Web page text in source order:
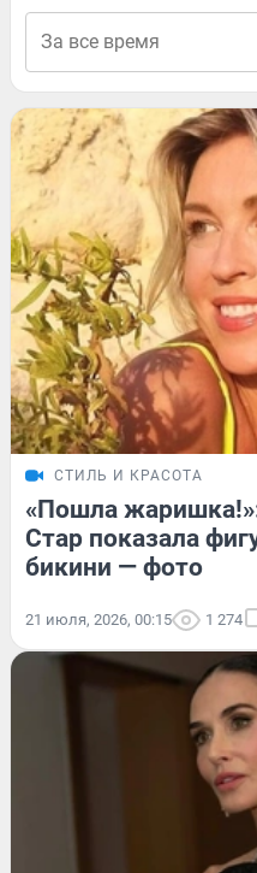
СТИЛЬ И КРАСОТА
«Пошла
Стар показала
бикини — фото
21 июля, 2026, 00:15 1 274